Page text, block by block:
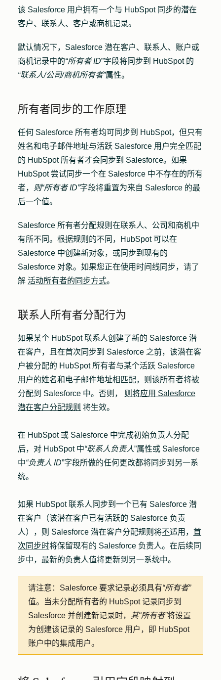
该 Salesforce 用户拥有一个与 HubSpot 同步的潜在
客户、联系人、客户或商机记录。
默认情况下，Salesforce 潜在客户、联系人、账户或
商机记录中的“所有者 ID”字段将同步到 HubSpot 的
“联系人/公司/商机所有者”属性。
所有者同步的工作原理
任何 Salesforce 所有者均可同步到 HubSpot，但只有
姓名和电子邮件地址与活跃 Salesforce 用户完全匹配
的 HubSpot 所有者才会同步到 Salesforce。如果
HubSpot 尝试同步一个在 Salesforce 中不存在的所有
者，
则“所有者 ID”字段将重置为来自 Salesforce 的最
后一个值。
Salesforce 所有者分配规则在联系人、公司和商机中
有所不同。根据规则的不同，HubSpot 可以在
Salesforce 中创建新对象，或同步到现有的
Salesforce 对象。如果您正在使用时间线同步，请了
解 活动所有者的同步方式。
联系人所有者分配行为
如果某个 HubSpot 联系人创建了新的 Salesforce 潜
在客户，且在首次同步到 Salesforce 之前，该潜在客
户被分配的 HubSpot 所有者与某个活跃 Salesforce
用户的姓名和电子邮件地址相匹配，则该所有者将被
分配到 Salesforce 中。否则， 则将应用 Salesforce
潜在客户分配规则 将生效。
在 HubSpot 或 Salesforce 中完成初始负责人分配
后，对 HubSpot 中“联系人负责人”属性或 Salesforce
中“负责人 ID”字段所做的任何更改都将同步到另一系
统。
如果 HubSpot 联系人同步到一个已有 Salesforce 潜
在客户（该潜在客户已有活跃的 Salesforce 负责
人），则 Salesforce 潜在客户分配规则将不适用， 首
次同步时将保留现有的 Salesforce 负责人。在后续同
步中，最新的负责人值将更新到另一系统中。
请注意： Salesforce 要求记录必须具有“所有者”
值。当未分配所有者的 HubSpot 记录同步到
Salesforce 并创建新记录时， 其“所有者”将设置
为创建该记录的 Salesforce 用户，即 HubSpot
账户中的集成用户。